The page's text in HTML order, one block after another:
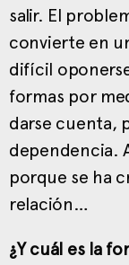
salir. El
convierte en
difícil
formas por
darse cuenta,
dependencia.
porque se ha
relación…
¿Y cuál es la